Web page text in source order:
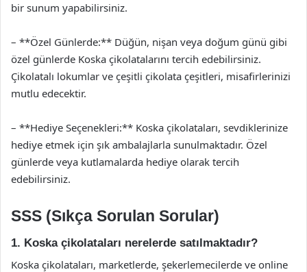
bir sunum yapabilirsiniz.
– **Özel Günlerde:** Düğün, nişan veya doğum günü gibi
özel günlerde Koska çikolatalarını tercih edebilirsiniz.
Çikolatalı lokumlar ve çeşitli çikolata çeşitleri, misafirlerinizi
mutlu edecektir.
– **Hediye Seçenekleri:** Koska çikolataları, sevdiklerinize
hediye etmek için şık ambalajlarla sunulmaktadır. Özel
günlerde veya kutlamalarda hediye olarak tercih
edebilirsiniz.
SSS (Sıkça Sorulan Sorular)
1. Koska çikolataları nerelerde satılmaktadır?
Koska çikolataları, marketlerde, şekerlemecilerde ve online